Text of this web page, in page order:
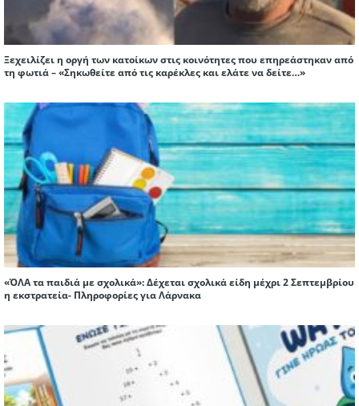
Ξεχειλίζει η οργή των κατοίκων στις κοινότητες που επηρεάστηκαν από
τη φωτιά – «Σηκωθείτε από τις καρέκλες και ελάτε να δείτε…»
«ΌΛΑ τα παιδιά με σχολικά»: Δέχεται σχολικά είδη μέχρι 2 Σεπτεμβρίου
η εκστρατεία- Πληροφορίες για Λάρνακα